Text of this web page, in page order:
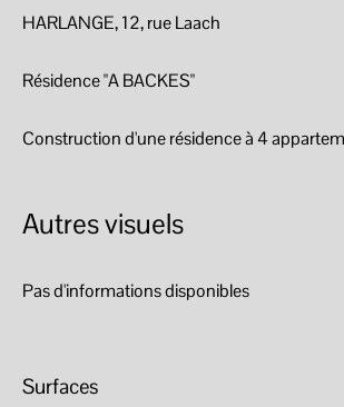
HARLANGE, 12, rue Laach
Résidence "A BACKES"
Construction d'une résidence à 4
Autres visuels
Pas d'informations disponibles
Surfaces